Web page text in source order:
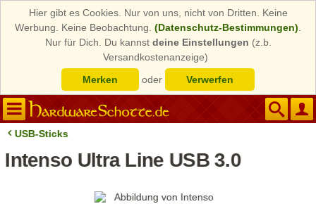
Hier gibt es Cookies. Nur von uns, nicht von Dritten. Keine
Werbung. Keine Beobachtung. (Datenschutz-Bestimmungen)
Nur für Dich. Du kannst deine Einstellungen (z.b.
Versandkostenanzeige)
Merken
oder Verwerfen
USB-Sticks
Intenso Ultra Line USB 3.0